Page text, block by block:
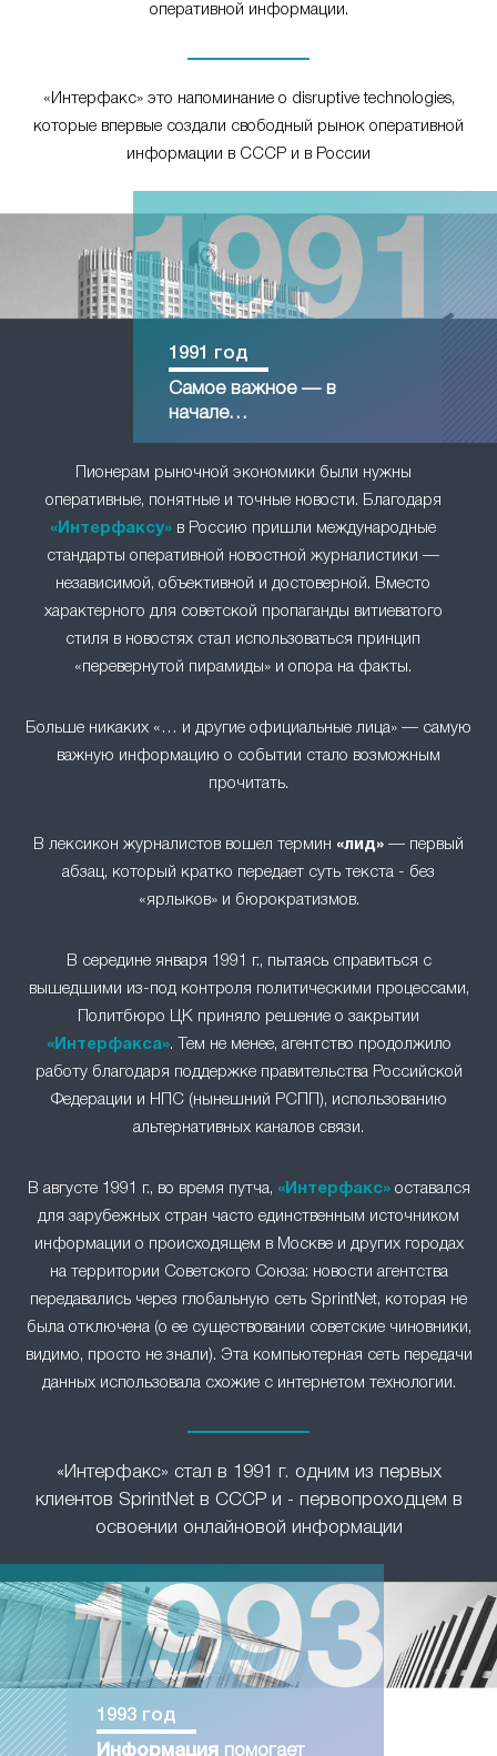
оперативной информации.
«Интерфакс» это напоминание о disruptive technologies,
которые впервые создали свободный рынок оперативной
информации в СССР и в России
Пионерам рыночной экономики были нужны
оперативные, понятные и точные новости. Благодаря
«Интерфаксу» в Россию пришли международные
стандарты оперативной новостной журналистики —
независимой, объективной и достоверной. Вместо
характерного для советской пропаганды витиеватого
стиля в новостях стал использоваться принцип
«перевернутой пирамиды» и опора на факты.
1991 год
Самое важное — в
начале…
Больше никаких «… и другие официальные лица» — самую
важную информацию о событии стало возможным
прочитать.
В лексикон журналистов вошел термин «лид» — первый
абзац, который кратко передает суть текста - без
«ярлыков» и бюрократизмов.
В середине января 1991 г., пытаясь справиться с
вышедшими из-под контроля политическими процессами,
Политбюро ЦК приняло решение о закрытии
«Интерфакса». Тем не менее, агентство продолжило
работу благодаря поддержке правительства Российской
Федерации и НПС (нынешний РСПП), использованию
альтернативных каналов связи.
В августе 1991 г., во время путча, «Интерфакс»оставался
для зарубежных стран часто единственным источником
информации о происходящем в Москве и других городах
на территории Советского Союза: новости агентства
передавались через глобальную сеть SprintNet, которая не
была отключена (о ее существовании советские чиновники,
видимо, просто не знали). Эта компьютерная сеть передачи
данных использовала схожие с интернетом технологии.
«Интерфакс» стал в 1991 г. одним из первых
клиентов SprintNet в СССР и - первопроходцем в
освоении онлайновой информации
1993 год
Информация помогает